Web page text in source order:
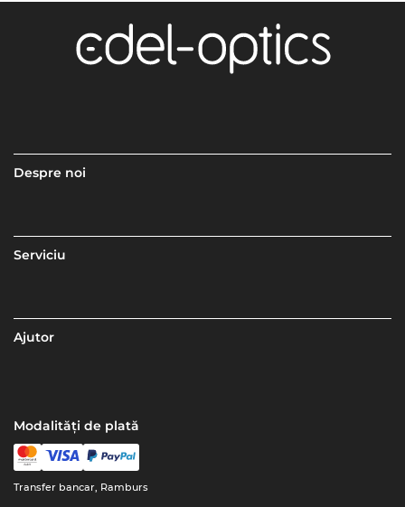
Despre noi
Serviciu
Ajutor
Modalități de plată
Transfer bancar, Ramburs